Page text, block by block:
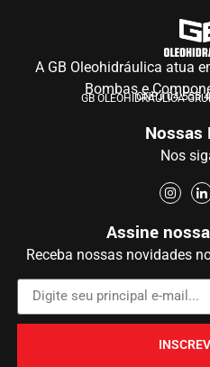
A GB Oleohidráulica atua
Bombas e
GB OLEOHIDRÁULICA
CNPJ
Nossas
Nos
Assine
Receba nossas novidades